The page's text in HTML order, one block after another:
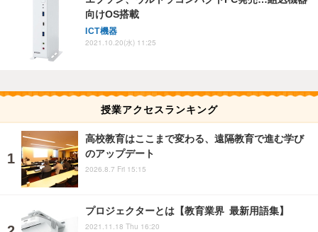
向けOS搭載
ICT機器
2021.10.20(水) 11:25
授業アクセスランキング
高校教育はここまで変わる、遠隔教育で進む学び
のアップデート
2026.8.7 Fri 15:15
プロジェクターとは【教育業界 最新用語集】
2021.11.18 Thu 16:20